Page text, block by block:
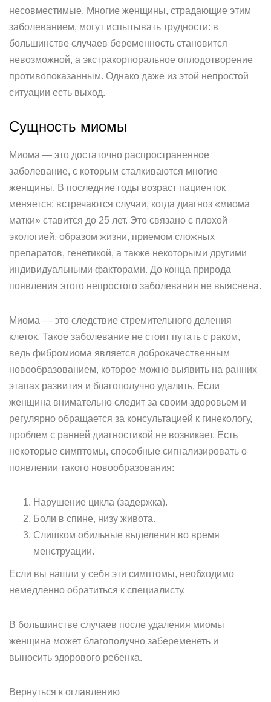
несовместимые. Многие женщины, страдающие этим
заболеванием, могут испытывать трудности: в
большинстве случаев беременность становится
невозможной, а экстракорпоральное оплодотворение
противопоказанным. Однако даже из этой непростой
ситуации есть выход.
Сущность миомы
Миома — это достаточно распространенное
заболевание, с которым сталкиваются многие
женщины. В последние годы возраст пациенток
меняется: встречаются случаи, когда диагноз «миома
матки» ставится до 25 лет. Это связано с плохой
экологией, образом жизни, приемом сложных
препаратов, генетикой, а также некоторыми другими
индивидуальными факторами. До конца природа
появления этого непростого заболевания не выяснена.
Миома — это следствие стремительного деления
клеток. Такое заболевание не стоит путать с раком,
ведь фибромиома является доброкачественным
новообразованием, которое можно выявить на ранних
этапах развития и благополучно удалить. Если
женщина внимательно следит за своим здоровьем и
регулярно обращается за консультацией к гинекологу,
проблем с ранней диагностикой не возникает. Есть
некоторые симптомы, способные сигнализировать о
появлении такого новообразования:
Нарушение цикла (задержка).
Боли в спине, низу живота.
Слишком обильные выделения во время
менструации.
Если вы нашли у себя эти симптомы, необходимо
немедленно обратиться к специалисту.
В большинстве случаев после удаления миомы
женщина может благополучно забеременеть и
выносить здорового ребенка.
Вернуться к оглавлению